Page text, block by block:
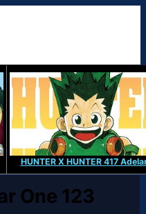
HUNTER X HUNTER 417
One 123